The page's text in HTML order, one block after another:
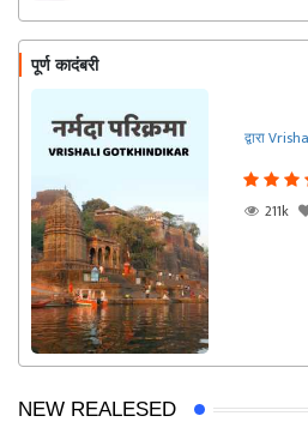
पूर्ण कादंबरी
द्वारा
211k
NEW REALESED